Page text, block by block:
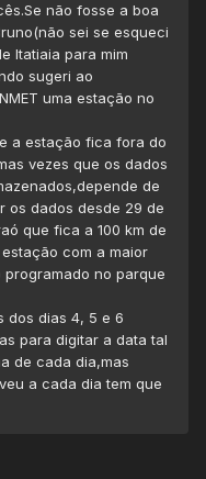
não fosse a boa
sei se esqueci
Itatiaia para mim
sugeri ao
uma estação no
a estação fica fora do
vezes que os dados
de
os dados desde 29 de
que fica a 100 km de
com a maior
no parque
dos dias 4, 5 e 6
para digitar a data tal
de cada dia,mas
a cada dia tem que